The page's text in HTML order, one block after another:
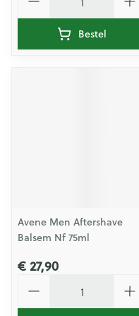
Bestel
Avene Men Aftershave
Balsem Nf 75ml
€ 27,90